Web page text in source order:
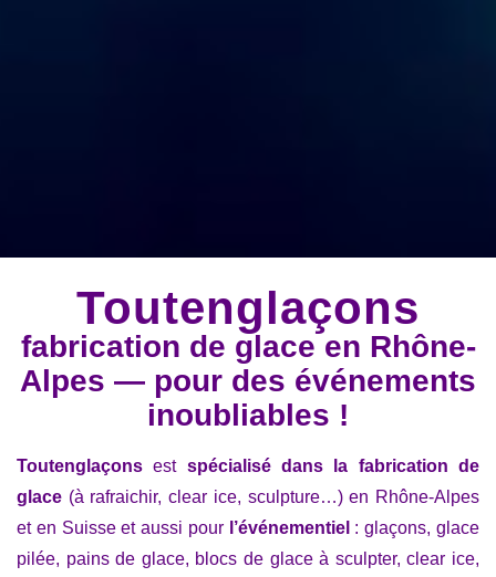
Toutenglaçons
fabrication de glace en Rhône-
Alpes — pour des événements
inoubliables !
Toutenglaçons est spécialisé dans la fabrication de
glace (à rafraichir, clear ice, sculpture…) en Rhône-Alpes
et en Suisse et aussi pour l’événementiel : glaçons, glace
pilée, pains de glace, blocs de glace à sculpter, clear ice,